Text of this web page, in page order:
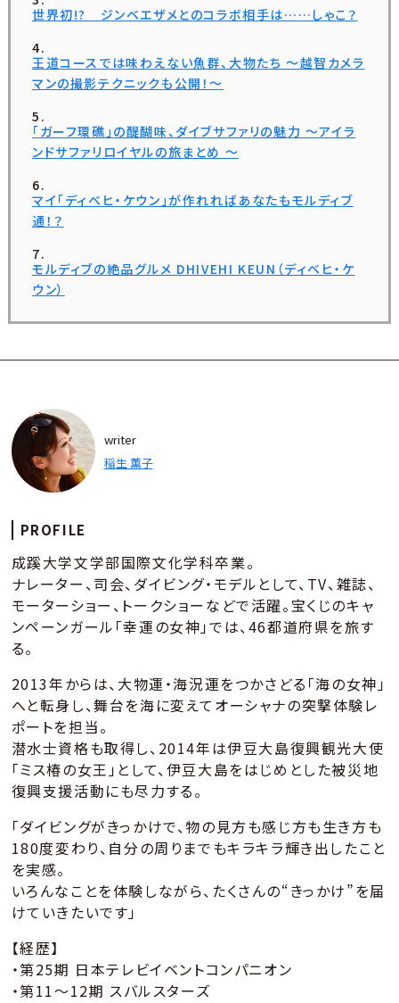
世界初!? ジンベエザメとのコラボ相手は……しゃこ？
王道コースでは味わえない魚群、大物たち ～越智カメラ
マンの撮影テクニックも公開！～
「ガーフ環礁」の醍醐味、ダイブサファリの魅力 ～アイラ
ンドサファリロイヤルの旅まとめ ～
マイ「ディベヒ・ケウン」が作れればあなたもモルディブ
通！？
モルディブの絶品グルメ DHIVEHI KEUN（ディベヒ・ケ
ウン）
writer
稲生 薫子
PROFILE
成蹊大学文学部国際文化学科卒業。
ナレーター、司会、ダイビング・モデルとして、TV、雑誌、
モーターショー、トークショーなどで活躍。宝くじのキャ
ンペーンガール「幸運の女神」では、46都道府県を旅す
る。
2013年からは、大物運・海況運をつかさどる「海の女神」
へと転身し、舞台を海に変えてオーシャナの突撃体験レ
ポートを担当。
潜水士資格も取得し、2014年は伊豆大島復興観光大使
「ミス椿の女王」として、伊豆大島をはじめとした被災地
復興支援活動にも尽力する。
「ダイビングがきっかけで、物の見方も感じ方も生き方も
180度変わり、自分の周りまでもキラキラ輝き出したこと
を実感。
いろんなことを体験しながら、たくさんの“きっかけ”を届
けていきたいです」
【経歴】
・第25期 日本テレビイベントコンパニオン
・第11～12期 スバルスターズ